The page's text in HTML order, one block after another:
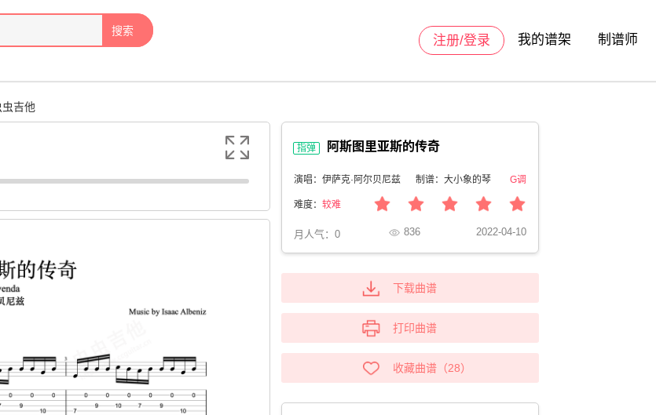
搜索
注册/登录 我的谱架 制谱师
吉他
指弹 阿斯图里亚斯的传奇
演唱：伊萨克·阿尔贝尼兹 制谱：大小象的琴 G调
难度： 较难
月人气： 0 836 2022-04-10
下载曲谱
打印曲谱
收藏曲谱（28）